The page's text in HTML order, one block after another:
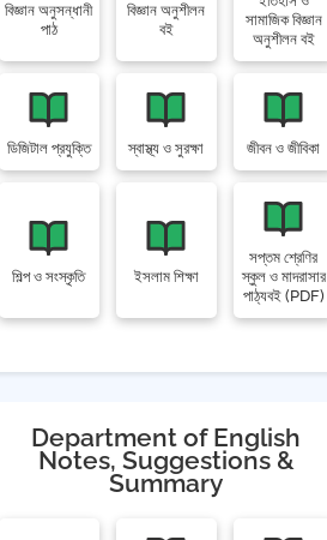
বিজ্ঞান অনুসন্ধানী
পাঠ
বিজ্ঞান অনুশীলন
বই
সামাজিক বিজ্ঞান
অনুশীলন বই
ডিজিটাল প্রযুক্তি স্বাস্থ্য ও সুরক্ষা জীবন ও জীবিকা
শিল্প ও সংস্কৃতি ইসলাম শিক্ষা
সপ্তম শ্রেণির
স্কুল ও মাদরাসার
পাঠ্যবই (PDF)
Department of English
Notes, Suggestions &
Summary